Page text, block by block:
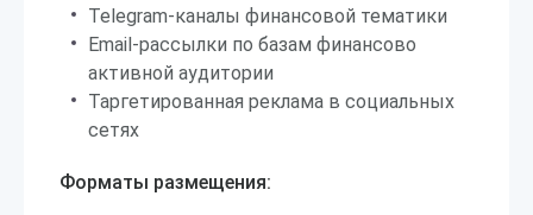
Telegram-каналы финансовой тематики
Email-рассылки по базам финансово
активной аудитории
Таргетированная реклама в социальных
сетях
Форматы размещения: